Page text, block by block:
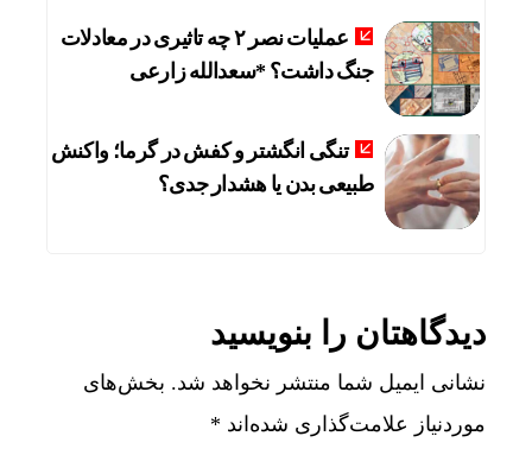
عملیات نصر ۲ چه تاثیری در معادلات
جنگ داشت؟ *سعدالله زارعی
تنگی انگشتر و کفش در گرما؛ واکنش
طبیعی بدن یا هشدار جدی؟
دیدگاهتان را بنویسید
نشانی ایمیل شما منتشر نخواهد شد. بخش‌های
موردنیاز علامت‌گذاری شده‌اند *